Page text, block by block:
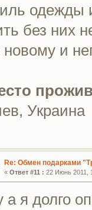
одежды
без них
новому и
Украина
Re: Обмен подарками
« Ответ #11 : 22 Июнь 2011,
а я долго